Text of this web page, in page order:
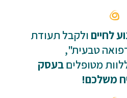
לחייםולקבל תעודת
טבעית",
מטופליםבעסק
משלכם!